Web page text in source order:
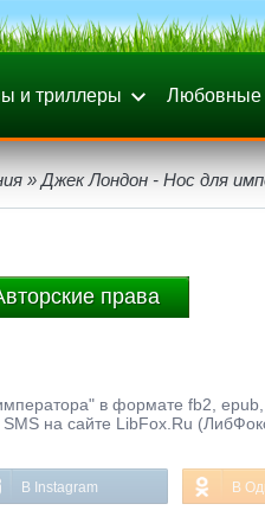
и триллеры Любовные
» Джек Лондон - Нос для
права
в формате fb2,
на сайте LibFox.Ru
В Instagram В